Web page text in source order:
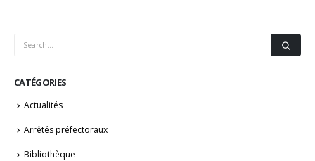
CATÉGORIES
Actualités
Arrêtés préfectoraux
Bibliothèque